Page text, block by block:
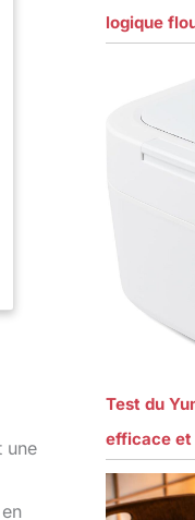
une
logique
Test du
efficace